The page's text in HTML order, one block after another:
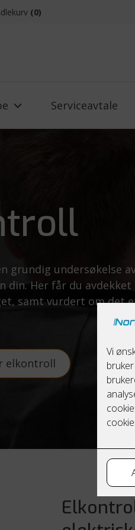
(0)
Serviceavtale
grundig undersøkelse
din. Her får du
samt vurdert om det
elkontroll